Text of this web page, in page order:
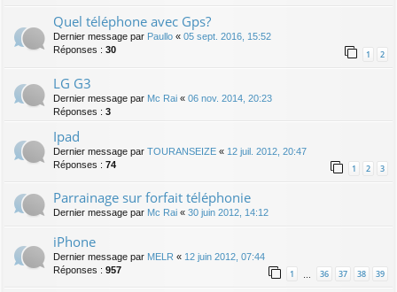
Quel téléphone avec Gps?
Dernier message par Paullo « 05 sept. 2016, 15:52
Réponses : 30 1 2
LG G3
Dernier message par Mc Rai « 06 nov. 2014, 20:23
Réponses : 3
Ipad
Dernier message par TOURANSEIZE « 12 juil. 2012, 20:47
Réponses : 74 1 2 3
Parrainage sur forfait téléphonie
Dernier message par Mc Rai « 30 juin 2012, 14:12
iPhone
Dernier message par MELR « 12 juin 2012, 07:44
Réponses : 957 1 36 37 38 39